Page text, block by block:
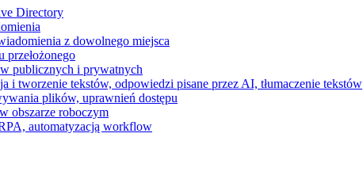
Directory
z dowolnego miejsca
publicznych i prywatnych
i tworzenie tekstów, odpowiedzi pisane przez AI, tłumaczenie tekstów
plików, uprawnień dostępu
obszarze roboczym
automatyzacją workflow